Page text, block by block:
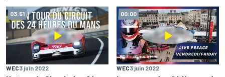
03:51
WEC3 juin 2022
00:00
WEC3 juin 2022